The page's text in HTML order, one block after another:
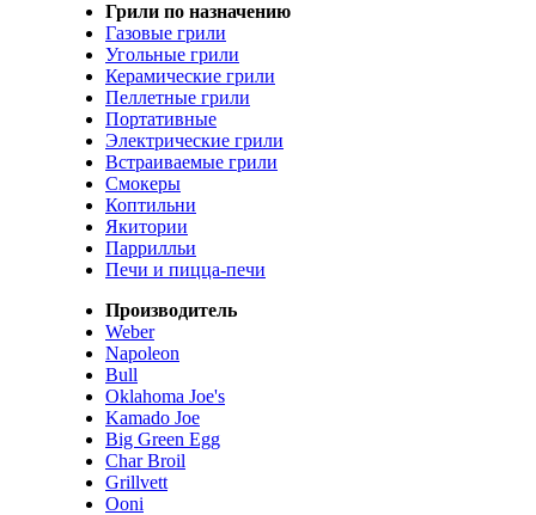
Грили по назначению
Газовые грили
Угольные грили
Керамические грили
Пеллетные грили
Портативные
Электрические грили
Встраиваемые грили
Смокеры
Коптильни
Якитории
Паррилльи
Печи и пицца-печи
Производитель
Weber
Napoleon
Bull
Oklahoma Joe's
Kamado Joe
Big Green Egg
Char Broil
Grillvett
Ooni